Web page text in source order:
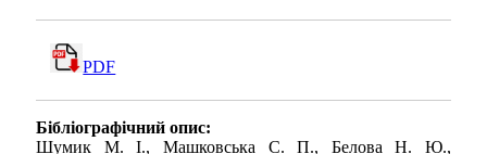
PDF
Бібліографічний опис:
Шумик М. І., Машковська С. П., Белова Н. Ю.,